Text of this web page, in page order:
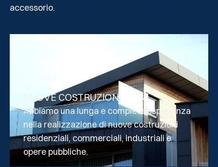
accessorio.
NUOVE COSTRUZIONI
Abbiamo una lunga e completa esperienza
nella realizzazione di nuove costruzioni
residenziali, commerciali, industriali e
opere pubbliche.